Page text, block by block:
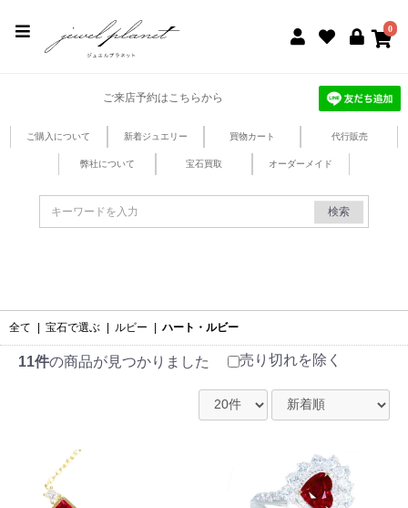
0
ご来店予約はこちらから
ご購入について 新着ジュエリー 買物カート 代行販売
弊社について 宝石買取 オーダーメイド
検索
全て 宝石で選ぶ ルビー ハート・ルビー
11件の商品が見つかりました 売り切れを除く